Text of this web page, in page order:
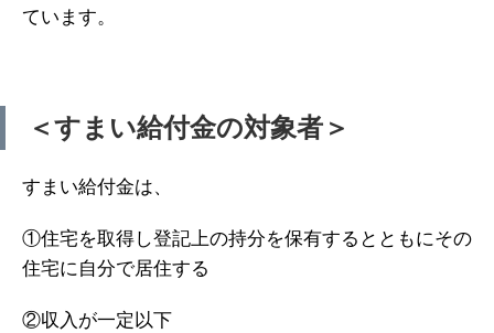
ています。
＜すまい給付金の対象者＞
すまい給付金は、
①住宅を取得し登記上の持分を保有するとともにその
住宅に自分で居住する
②収入が一定以下